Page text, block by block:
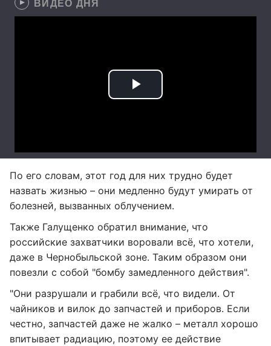
По его словам, этот год для них трудно будет
назвать жизнью – они медленно будут умирать от
болезней, вызванных облучением.
Также Галущенко обратил внимание, что
российские захватчики воровали всё, что хотели,
даже в Чернобыльской зоне. Таким образом они
повезли с собой "бомбу замедленного действия".
"Они разрушали и грабили всё, что видели. От
чайников и вилок до запчастей и приборов. Если
честно, запчастей даже не жалко – металл хорошо
впитывает радиацию, поэтому ее действие